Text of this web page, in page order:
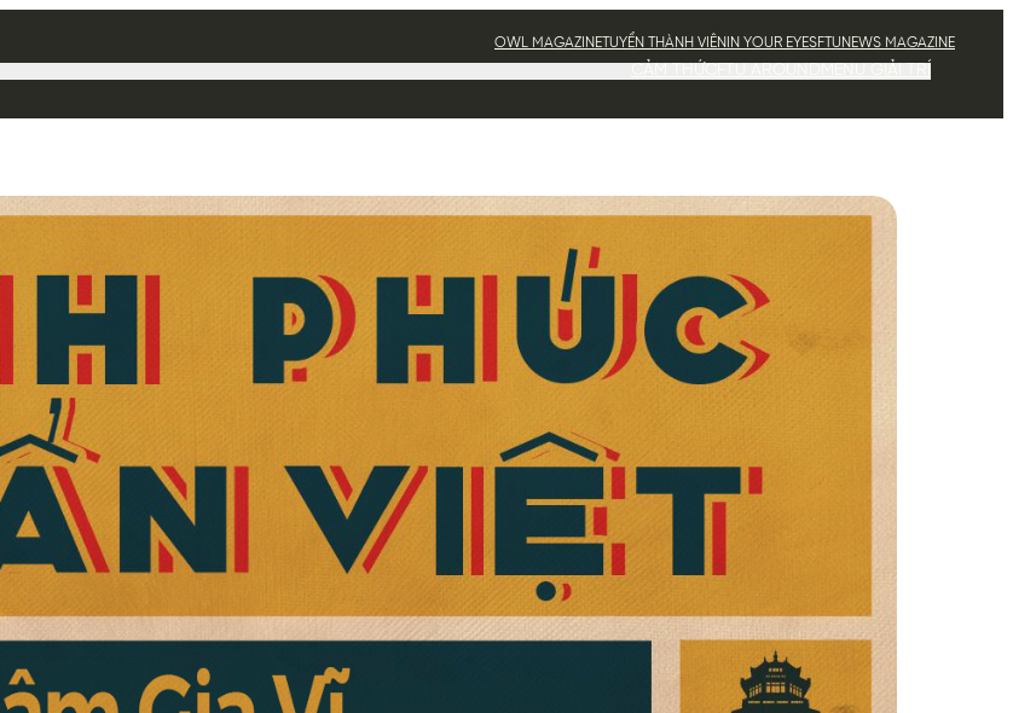
OWL MAGAZINETUYỂN THÀNH VIÊN IN YOUR EYESFTUNEWS MAGAZINE